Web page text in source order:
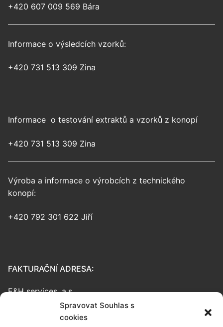
Spravovat Souhlas s
cookies
+420 607 009 569 Bára
Informace o výsledcích vzorků:
+420 731 513 309 Zina
Informace o testování extraktů a vzorků z konopí
+420 731 513 309 Zina
Výroba a informace o výrobcích z technického
konopí:
+420 792 301 622 Jiří
FAKTURAČNÍ ADRESA:
E&H services, a.s.
Laboratoř CannabiLab
Budějovická 618/53